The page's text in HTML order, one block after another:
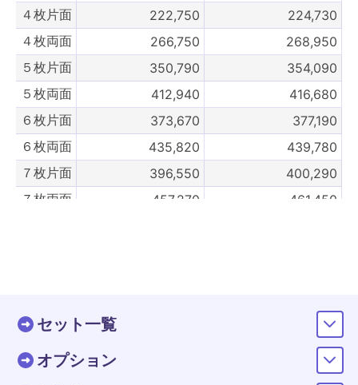
セット一覧
オプション
４枚片面
222,750
224,730
４枚両面
266,750
268,950
５枚片面
350,790
354,090
５枚両面
412,940
416,680
６枚片面
373,670
377,190
６枚両面
435,820
439,780
７枚片面
396,550
400,290
７枚両面
457,270
461,450
10枚片面
544,280
10枚両面
636,680